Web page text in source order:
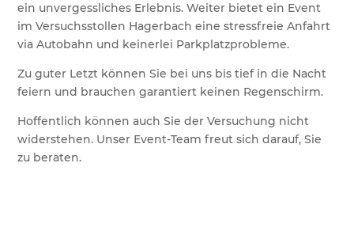
ein unvergessliches Erlebnis. Weiter bietet ein Event
im Versuchsstollen Hagerbach eine stressfreie Anfahrt
via Autobahn und keinerlei Parkplatzprobleme.
Zu guter Letzt können Sie bei uns bis tief in die Nacht
feiern und brauchen garantiert keinen Regenschirm.
Hoffentlich können auch Sie der Versuchung nicht
widerstehen. Unser Event-Team freut sich darauf, Sie
zu beraten.